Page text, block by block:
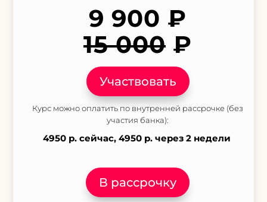
9 900 ₽
15 000 ₽
Участвовать
Курс можно оплатить по внутренней рассрочке (без
участия банка):
4950 р. сейчас, 4950 р. через 2 недели
В рассрочку